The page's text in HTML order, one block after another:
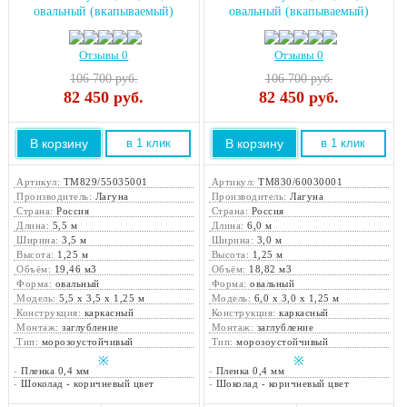
овальный (вкапываемый)
Отзывы 0
106 700 руб.
82 450 руб.
В корзину в 1 клик
Артикул: ТМ829/55035001
Производитель: Лагуна
Страна:Россия
Длина: 5,5 м
Ширина:3,5 м
Высота: 1,25 м
Объём: 19,46 м3
Форма: овальный
Модель:5,5 х 3,5 х 1,25 м
Конструкция: каркасный
Монтаж:заглубление
Тип: морозоустойчивый
※
-Пленка 0,4 мм
-Шоколад - коричневый цвет
овальный (вкапываемый)
Отзывы 0
106 700 руб.
82 450 руб.
В корзину в 1 клик
Артикул:ТМ830/60030001
Производитель:Лагуна
Страна: Россия
Длина:6,0 м
Ширина: 3,0 м
Высота: 1,25 м
Объём: 18,82 м3
Форма:овальный
Модель: 6,0 х 3,0 х 1,25 м
Конструкция:каркасный
Монтаж: заглубление
Тип:морозоустойчивый
※
- Пленка 0,4 мм
- Шоколад - коричневый цвет